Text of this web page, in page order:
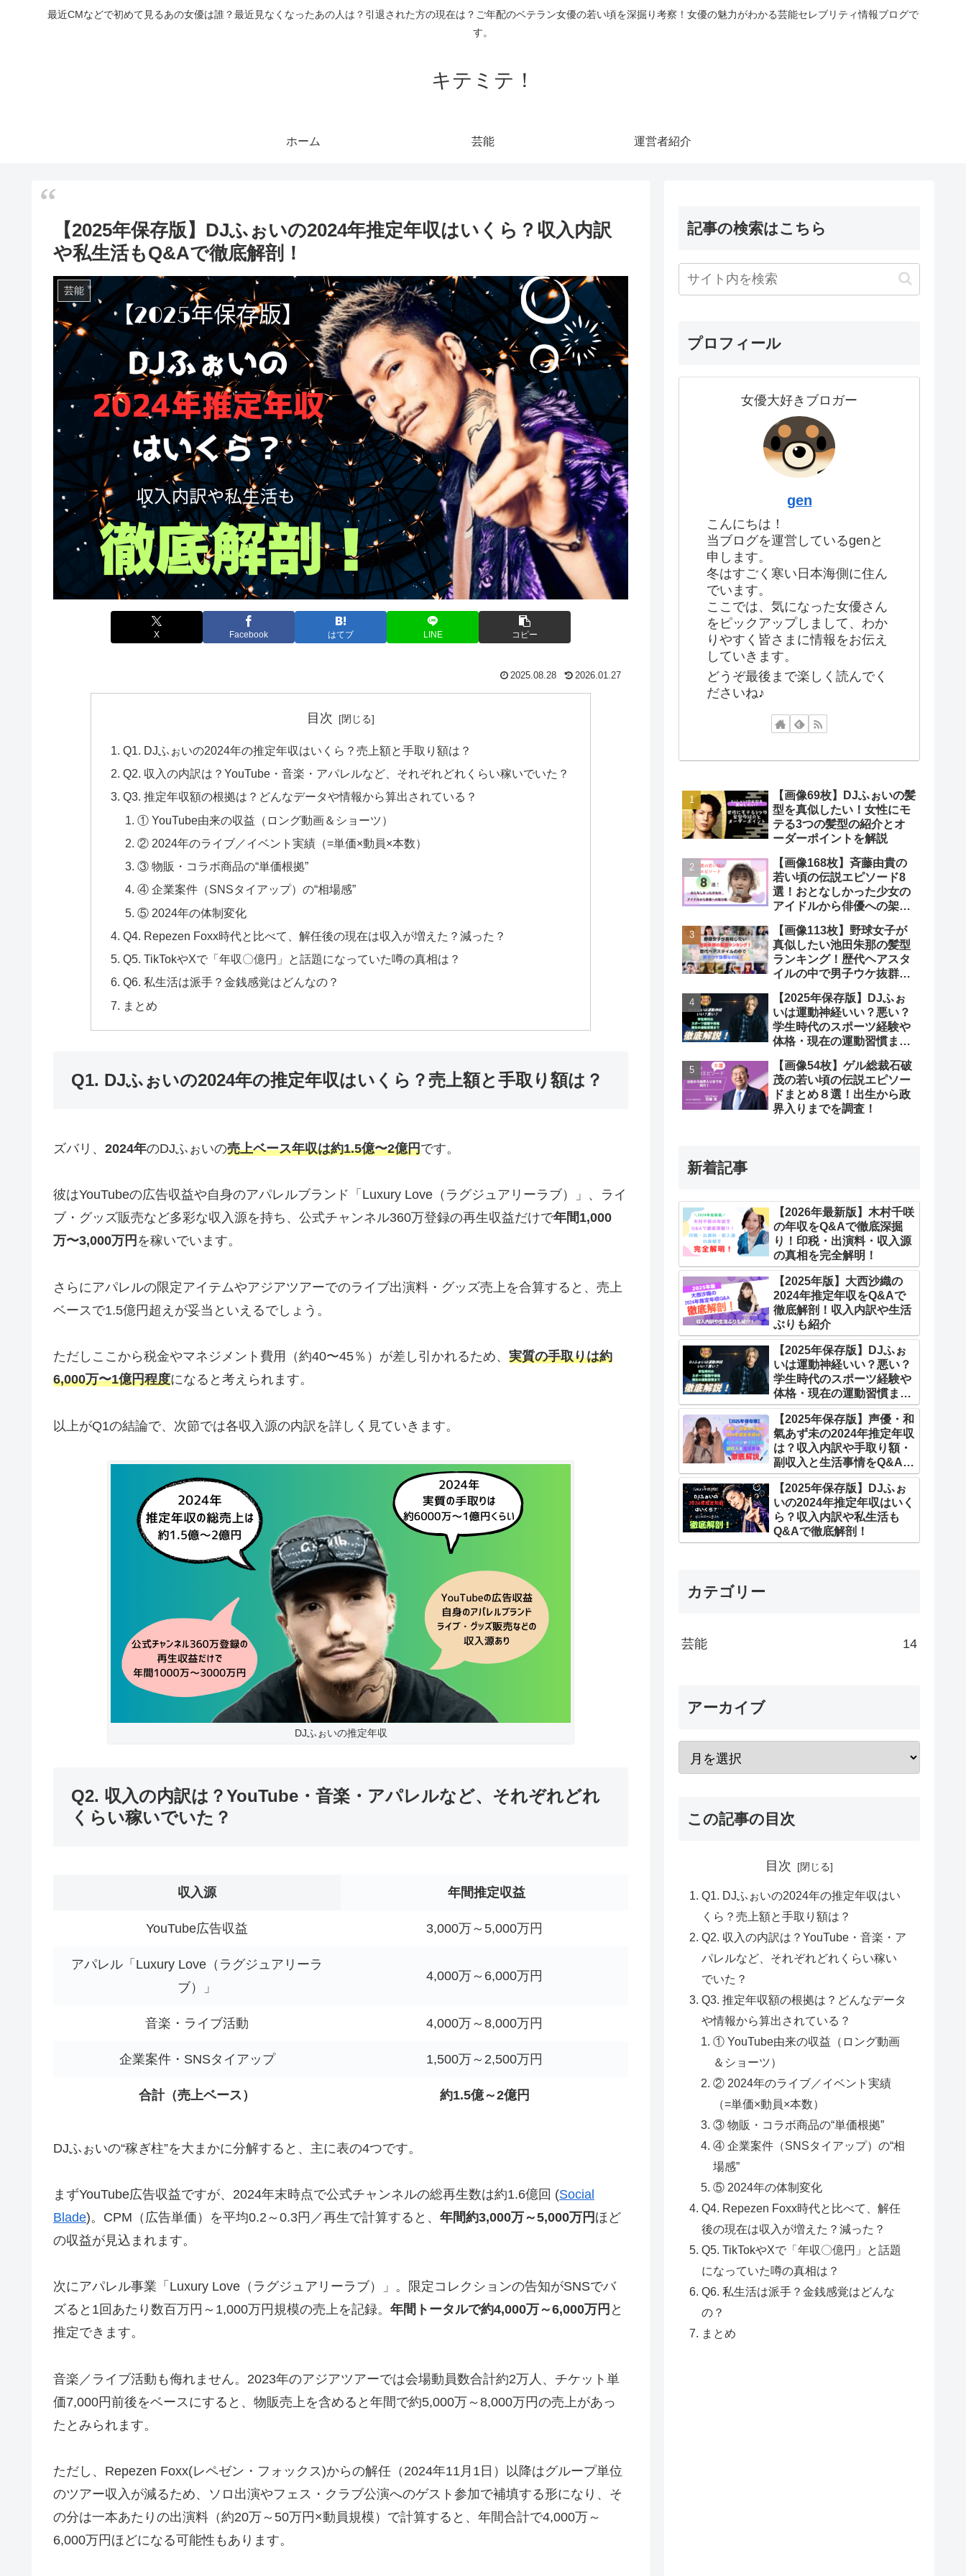
最近CMなどで初めて見るあの女優は誰？最近見なくなったあの人は？引退された方の現在は？ご年配のベテラン女優の若い頃を深掘り考察！女優の魅力がわかる芸能セレブリティ情報ブログで
す。
キテミテ！
ホーム 芸能 運営者紹介
【2025年保存版】DJふぉいの2024年推定年収はいくら？収入内訳
や私生活もQ&Aで徹底解剖！
芸能
X Facebook はてブ LINE コピー
2025.08.28 2026.01.27
目次
Q1. DJふぉいの2024年の推定年収はいくら？売上額と手取り額は？
Q2. 収入の内訳は？YouTube・音楽・アパレルなど、それぞれどれくらい稼いでいた？
Q3. 推定年収額の根拠は？どんなデータや情報から算出されている？
① YouTube由来の収益（ロング動画＆ショーツ）
② 2024年のライブ／イベント実績（=単価×動員×本数）
③ 物販・コラボ商品の“単価根拠”
④ 企業案件（SNSタイアップ）の“相場感”
⑤ 2024年の体制変化
Q4. Repezen Foxx時代と比べて、解任後の現在は収入が増えた？減った？
Q5. TikTokやXで「年収〇億円」と話題になっていた噂の真相は？
Q6. 私生活は派手？金銭感覚はどんなの？
まとめ
Q1. DJふぉいの2024年の推定年収はいくら？売上額と手取り額は？
ズバリ、 2024年のDJふぉいの売上ベース年収は約1.5億〜2億円です。
彼はYouTubeの広告収益や自身のアパレルブランド「Luxury Love（ラグジュアリーラブ）」、ライ
ブ・グッズ販売など多彩な収入源を持ち、公式チャンネル360万登録の再生収益だけで年間1,000
万〜3,000万円 を稼いでいます。
さらにアパレルの限定アイテムやアジアツアーでのライブ出演料・グッズ売上を合算すると、売上
ベースで1.5億円超えが妥当といえるでしょう。
ただしここから税金やマネジメント費用（約40〜45％）が差し引かれるため、 実質の手取りは約
6,000万〜1億円程度になると考えられます。
以上がQ1の結論で、次節では各収入源の内訳を詳しく見ていきます。
DJふぉいの推定年収
Q2. 収入の内訳は？YouTube・音楽・アパレルなど、それぞれどれ
くらい稼いでいた？
収入源 年間推定収益
YouTube広告収益 3,000万～5,000万円
アパレル「Luxury Love（ラグジュアリーラ
ブ）」
4,000万～6,000万円
音楽・ライブ活動 4,000万～8,000万円
企業案件・SNSタイアップ 1,500万～2,500万円
合計（売上ベース） 約1.5億～2億円
DJふぉいの“稼ぎ柱”を大まかに分解すると、主に表の4つです。
まずYouTube広告収益ですが、2024年末時点で公式チャンネルの総再生数は約1.6億回 (Social
Blade)。CPM（広告単価）を平均0.2～0.3円／再生で計算すると、 年間約3,000万～5,000万円 ほど
の収益が見込まれます。
次にアパレル事業「Luxury Love（ラグジュアリーラブ）」。限定コレクションの告知がSNSでバ
ズると1回あたり数百万円～1,000万円規模の売上を記録。 年間トータルで約4,000万～6,000万円 と
推定できます。
音楽／ライブ活動も侮れません。2023年のアジアツアーでは会場動員数合計約2万人、チケット単
価7,000円前後をベースにすると、物販売上を含めると年間で約5,000万～8,000万円の売上があっ
たとみられます。
ただし、Repezen Foxx(レペゼン・フォックス)からの解任（2024年11月1日）以降はグループ単位
のツアー収入が減るため、ソロ出演やフェス・クラブ公演へのゲスト参加で補填する形になり、そ
の分は一本あたりの出演料（約20万～50万円×動員規模）で計算すると、年間合計で4,000万～
6,000万円ほどになる可能性もあります。
記事の検索はこちら
プロフィール
女優大好きブロガー
gen
こんにちは！
当ブログを運営しているgenと
申します。
冬はすごく寒い日本海側に住ん
でいます。
ここでは、気になった女優さん
をピックアップしまして、わか
りやすく皆さまに情報をお伝え
していきます。
どうぞ最後まで楽しく読んでく
ださいね♪
【画像69枚】DJふぉいの髪
型を真似したい！女性にモ
テる3つの髪型の紹介とオ
ーダーポイントを解説
【画像168枚】斉藤由貴の
若い頃の伝説エピソード8
選！おとなしかった少女の
アイドルから俳優への架け
【画像113枚】野球女子が
真似したい池田朱那の髪型
ランキング！歴代ヘアスタ
イルの中で男子ウケ抜群な
【2025年保存版】DJふぉ
いは運動神経いい？悪い？
学生時代のスポーツ経験や
体格・現在の運動習慣まで
【画像54枚】ゲル総裁石破
茂の若い頃の伝説エピソー
ドまとめ８選！出生から政
界入りまでを調査！
新着記事
【2026年最新版】木村千咲
の年収をQ&Aで徹底深掘
り！印税・出演料・収入源
の真相を完全解明！
【2025年版】大西沙織の
2024年推定年収をQ&Aで
徹底解剖！収入内訳や生活
ぶりも紹介
【2025年保存版】DJふぉ
いは運動神経いい？悪い？
学生時代のスポーツ経験や
体格・現在の運動習慣まで
Q&Aで徹底解説！
【2025年保存版】声優・和
氣あず未の2024年推定年収
は？収入内訳や手取り額・
副収入と生活事情をQ&Aで
徹底解説
【2025年保存版】DJふぉ
いの2024年推定年収はいく
ら？収入内訳や私生活も
Q&Aで徹底解剖！
カテゴリー
芸能 14
アーカイブ
この記事の目次
目次
Q1. DJふぉいの2024年の推定年収はい
くら？売上額と手取り額は？
Q2. 収入の内訳は？YouTube・音楽・ア
パレルなど、それぞれどれくらい稼い
でいた？
Q3. 推定年収額の根拠は？どんなデータ
や情報から算出されている？
① YouTube由来の収益（ロング動画
＆ショーツ）
② 2024年のライブ／イベント実績
（=単価×動員×本数）
③ 物販・コラボ商品の“単価根拠”
④ 企業案件（SNSタイアップ）の“相
場感”
⑤ 2024年の体制変化
Q4. Repezen Foxx時代と比べて、解任
後の現在は収入が増えた？減った？
Q5. TikTokやXで「年収〇億円」と話題
になっていた噂の真相は？
Q6. 私生活は派手？金銭感覚はどんな
の？
まとめ